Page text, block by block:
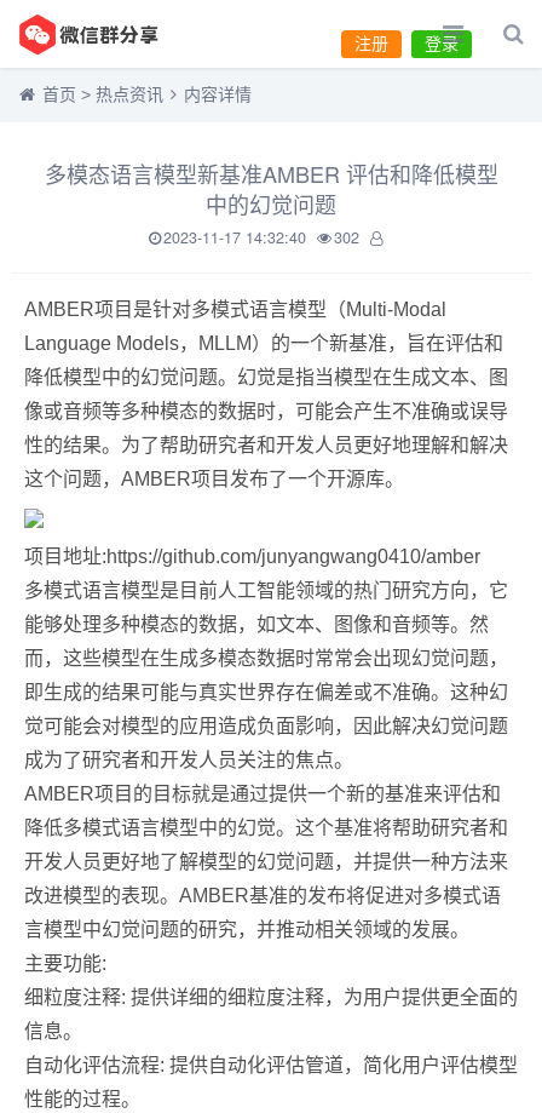
登录
注册
首页 > 热点资讯 内容详情
多模态语言模型新基准AMBER 评估和降低模型
中的幻觉问题
2023-11-17 14:32:40 302
AMBER项目是针对多模式语言模型（Multi-Modal
Language Models，MLLM）的一个新基准，旨在评估和
降低模型中的幻觉问题。幻觉是指当模型在生成文本、图
像或音频等多种模态的数据时，可能会产生不准确或误导
性的结果。为了帮助研究者和开发人员更好地理解和解决
这个问题，AMBER项目发布了一个开源库。
项目地址:https://github.com/junyangwang0410/amber
多模式语言模型是目前人工智能领域的热门研究方向，它
能够处理多种模态的数据，如文本、图像和音频等。然
而，这些模型在生成多模态数据时常常会出现幻觉问题，
即生成的结果可能与真实世界存在偏差或不准确。这种幻
觉可能会对模型的应用造成负面影响，因此解决幻觉问题
成为了研究者和开发人员关注的焦点。
AMBER项目的目标就是通过提供一个新的基准来评估和
降低多模式语言模型中的幻觉。这个基准将帮助研究者和
开发人员更好地了解模型的幻觉问题，并提供一种方法来
改进模型的表现。AMBER基准的发布将促进对多模式语
言模型中幻觉问题的研究，并推动相关领域的发展。
主要功能:
细粒度注释: 提供详细的细粒度注释，为用户提供更全面的
信息。
自动化评估流程: 提供自动化评估管道，简化用户评估模型
性能的过程。